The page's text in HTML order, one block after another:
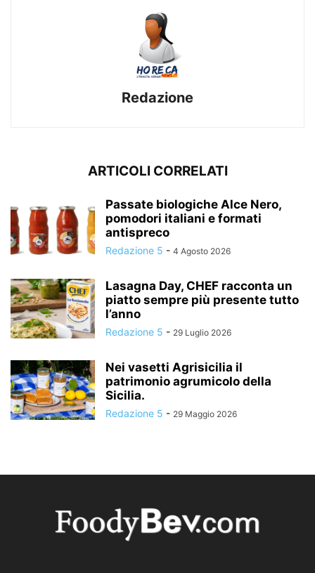
Redazione
ARTICOLI CORRELATI
Passate biologiche Alce Nero,
pomodori italiani e formati
antispreco
Redazione 5 - 4 Agosto 2026
Lasagna Day, CHEF racconta un
piatto sempre più presente tutto
l’anno
Redazione 5 - 29 Luglio 2026
Nei vasetti Agrisicilia il
patrimonio agrumicolo della
Sicilia.
Redazione 5 - 29 Maggio 2026